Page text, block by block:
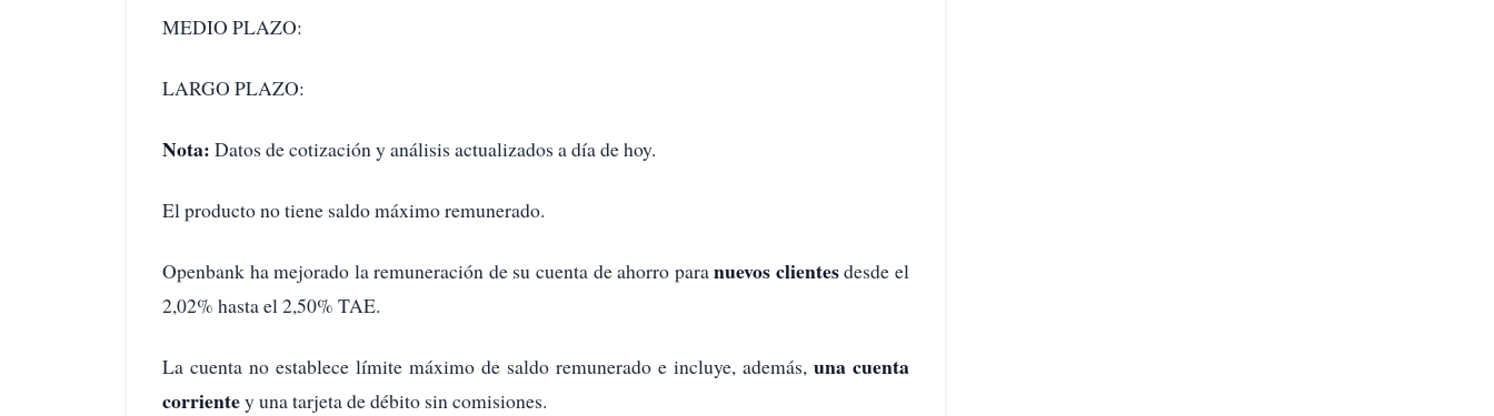
MEDIO PLAZO:
LARGO PLAZO:
Nota: Datos de cotización y análisis actualizados a día de hoy.
El producto no tiene saldo máximo remunerado.
Openbank ha mejorado la remuneración de su cuenta de ahorro paranuevos clientesdesde el
2,02% hasta el 2,50% TAE.
La cuenta no establece límite máximo de saldo remunerado e incluye, además, una cuenta
corrientey una tarjeta de débito sin comisiones.